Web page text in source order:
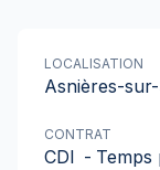
LOCALISATION
Asnières-
CONTRAT
CDI - Temps